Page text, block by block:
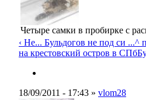
Четыре самки в пробирке с
‹ Не... Бульдогов не под си ...^
на крестовский остров в СПб
18/09/2011 - 17:43 » vlom28